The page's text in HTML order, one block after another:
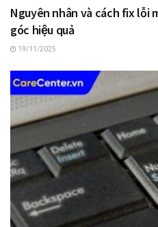
Nguyên nhân và cách fix lỗi
góc hiệu quả
19/11/2025